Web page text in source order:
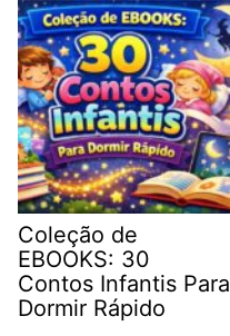
Coleção de
EBOOKS: 30
Contos Infantis Para
Dormir Rápido